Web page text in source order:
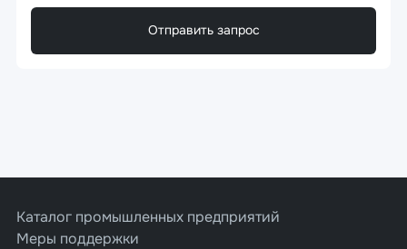
Отправить запрос
Каталог промышленных предприятий
Меры поддержки